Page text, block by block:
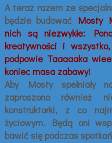
A teraz razem ze
będzie budować Mosty
nich są niezwykłe:
kreatywności i
podpowie Taaaaaka
koniec masa zabawy!
Aby Mosty spełniały
zaproszono również
konstruktorki, z co
życiowym. Będą oni
bawić się podczas